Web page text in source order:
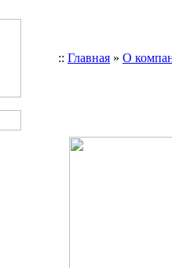
:: Главная » О